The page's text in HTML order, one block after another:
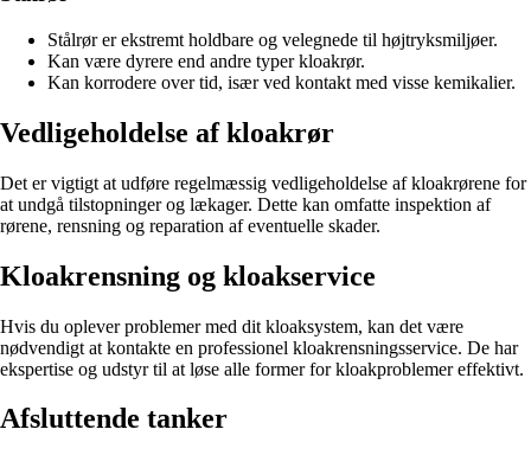
Stålrør er ekstremt holdbare og velegnede til højtryksmiljøer.
Kan være dyrere end andre typer kloakrør.
Kan korrodere over tid, især ved kontakt med visse kemikalier.
Vedligeholdelse af kloakrør
Det er vigtigt at udføre regelmæssig vedligeholdelse af kloakrørene for
at undgå tilstopninger og lækager. Dette kan omfatte inspektion af
rørene, rensning og reparation af eventuelle skader.
Kloakrensning og kloakservice
Hvis du oplever problemer med dit kloaksystem, kan det være
nødvendigt at kontakte en professionel kloakrensningsservice. De har
ekspertise og udstyr til at løse alle former for kloakproblemer effektivt.
Afsluttende tanker